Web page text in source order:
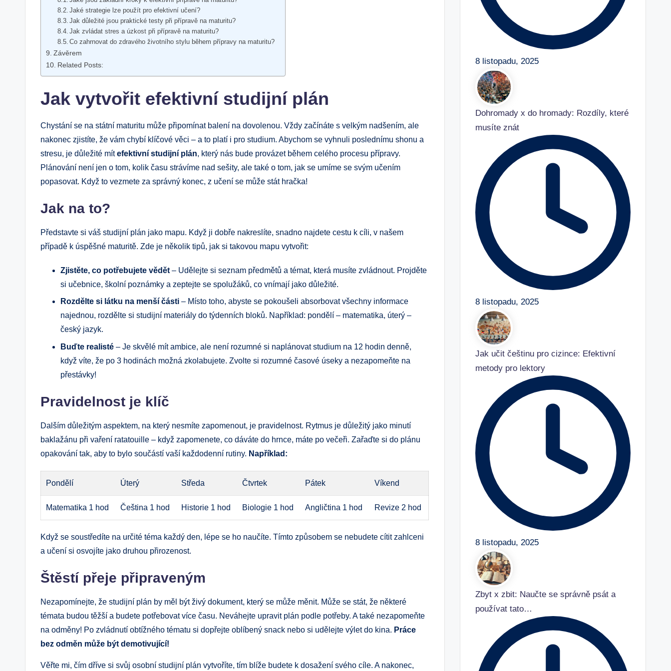
Jaké strategie lze použít pro efektivní učení?
Jak důležité jsou praktické testy při přípravě na maturitu?
Jak zvládat stres a úzkost při přípravě na maturitu?
Co zahrnovat do zdravého životního stylu během přípravy na maturitu?
Závěrem
Related Posts:
Jak vytvořit efektivní studijní plán
Chystání se na státní maturitu může připomínat balení na dovolenou. Vždy začínáte s velkým nadšením, ale
nakonec zjistíte, že vám chybí klíčové věci – a to platí i pro studium. Abychom se vyhnuli poslednímu shonu a
stresu, je důležité mítefektivní studijní plán, který nás bude provázet během celého procesu přípravy.
Plánování není jen o tom, kolik času strávíme nad sešity, ale také o tom, jak se umíme se svým učením
popasovat. Když to vezmete za správný konec, z učení se může stát hračka!
Jak na to?
Představte si váš studijní plán jako mapu. Když ji dobře nakreslíte, snadno najdete cestu k cíli, v našem
případě k úspěšné maturitě. Zde je několik tipů, jak si takovou mapu vytvořit:
Zjistěte, co potřebujete vědět – Udělejte si seznam předmětů a témat, která musíte zvládnout. Projděte
si učebnice, školní poznámky a zeptejte se spolužáků, co vnímají jako důležité.
Rozdělte si látku na menší části – Místo toho, abyste se pokoušeli absorbovat všechny informace
najednou, rozdělte si studijní materiály do týdenních bloků. Například: pondělí – matematika, úterý –
český jazyk.
Buďte realisté – Je skvělé mít ambice, ale není rozumné si naplánovat studium na 12 hodin denně,
když víte, že po 3 hodinách možná zkolabujete. Zvolte si rozumné časové úseky a nezapomeňte na
přestávky!
Pravidelnost je klíč
Dalším důležitým aspektem, na který nesmíte zapomenout, je pravidelnost. Rytmus je důležitý jako minutí
baklažánu při vaření ratatouille – když zapomenete, co dáváte do hrnce, máte po večeři. Zařaďte si do plánu
opakování tak, aby to bylo součástí vaší každodenní rutiny. Například:
Pondělí Úterý Středa Čtvrtek Pátek Víkend
Matematika 1 hod Čeština 1 hod Historie 1 hod Biologie 1 hod Angličtina 1 hod Revize 2 hod
Když se soustředíte na určité téma každý den, lépe se ho naučíte. Tímto způsobem se nebudete cítit zahlceni
a učení si osvojíte jako druhou přirozenost.
Štěstí přeje připraveným
Nezapomínejte, že studijní plán by měl být živý dokument, který se může měnit. Může se stát, že některé
témata budou těžší a budete potřebovat více času. Neváhejte upravit plán podle potřeby. A také nezapomeňte
na odměny! Po zvládnutí obtížného tématu si dopřejte oblíbený snack nebo si udělejte výlet do kina. Práce
bez odměn může být demotivující!
Věřte mi, čím dříve si svůj osobní studijní plán vytvoříte, tím blíže budete k dosažení svého cíle. A nakonec,
8 listopadu, 2025
Dohromady x do hromady: Rozdíly, které
musíte znát
8 listopadu, 2025
Jak učit češtinu pro cizince: Efektivní
metody pro lektory
8 listopadu, 2025
Zbyt x zbit: Naučte se správně psát a
používat tato…